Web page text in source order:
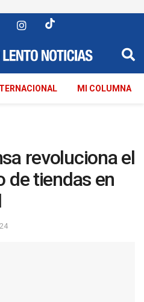
MI COLUMNA
revoluciona el
de tiendas en